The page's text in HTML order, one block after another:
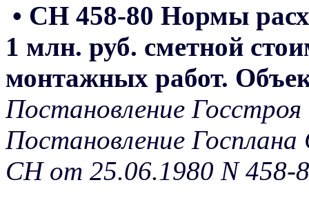
• СН 458-80 Нормы
1 млн. руб. сметной
монтажных работ.
Постановление
Постановление
СН от 25.06.1980 N 458-